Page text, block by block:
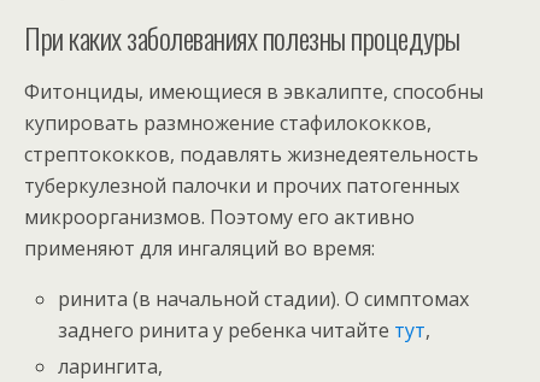
При каких заболеваниях полезны процедуры
Фитонциды, имеющиеся в эвкалипте, способны
купировать размножение стафилококков,
стрептококков, подавлять жизнедеятельность
туберкулезной палочки и прочих патогенных
микроорганизмов. Поэтому его активно
применяют для ингаляций во время:
ринита (в начальной стадии). О симптомах
заднего ринита у ребенка читайте тут,
ларингита,